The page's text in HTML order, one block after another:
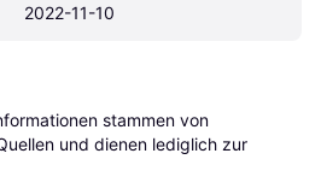
2022-11-10
stammen von
und dienen lediglich zur